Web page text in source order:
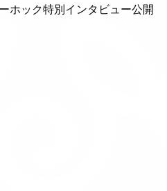
ホック特別インタビュー公開